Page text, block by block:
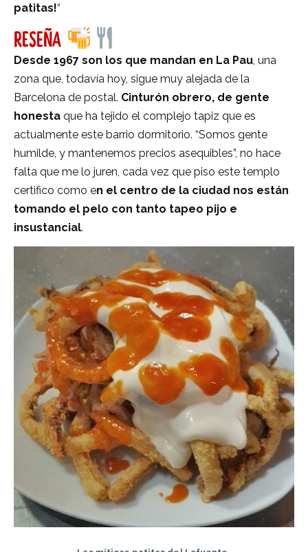
patitas!“
RESEÑA
Desde 1967 son los que mandan en La Pau, una
zona que, todavía hoy, sigue muy alejada de la
Barcelona de postal. Cinturón obrero, de gente
honesta que ha tejido el complejo tapiz que es
actualmente este barrio dormitorio. “Somos gente
humilde, y mantenemos precios asequibles”, no hace
falta que me lo juren, cada vez que piso este templo
certifico como en el centro de la ciudad nos están
tomando el pelo con tanto tapeo pijo e
insustancial.